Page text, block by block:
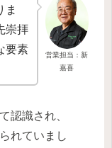
営業担当：新
嘉喜
ま
崇拝
要素
認識され、
れていまし